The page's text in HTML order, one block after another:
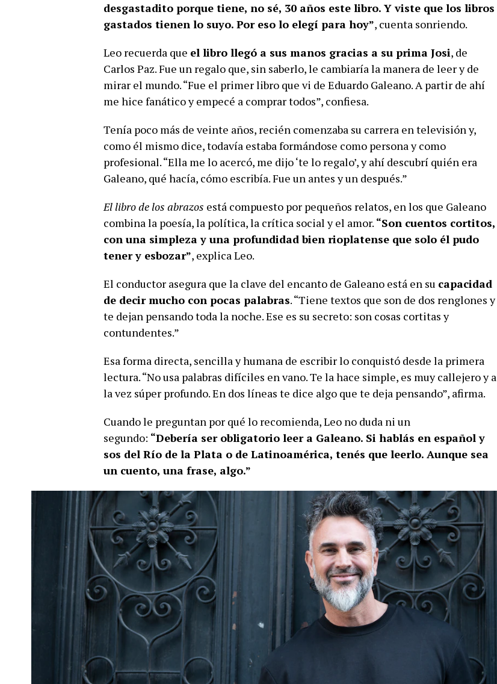
desgastadito porque tiene, no sé, 30 años este libro. Y viste que los libros
gastados tienen lo suyo. Por eso lo elegí para hoy”, cuenta sonriendo.
Leo recuerda que el libro llegó a sus manos gracias a su prima Josi, de
Carlos Paz. Fue un regalo que, sin saberlo, le cambiaría la manera de leer y de
mirar el mundo. “Fue el primer libro que vi de Eduardo Galeano. A partir de ahí
me hice fanático y empecé a comprar todos”, confiesa.
Tenía poco más de veinte años, recién comenzaba su carrera en televisión y,
como él mismo dice, todavía estaba formándose como persona y como
profesional. “Ella me lo acercó, me dijo ‘te lo regalo’, y ahí descubrí quién era
Galeano, qué hacía, cómo escribía. Fue un antes y un después.”
El libro de los abrazos está compuesto por pequeños relatos, en los que Galeano
combina la poesía, la política, la crítica social y el amor. “Son cuentos cortitos,
con una simpleza y una profundidad bien rioplatense que solo él pudo
tener y esbozar”, explica Leo.
El conductor asegura que la clave del encanto de Galeano está en su capacidad
de decir mucho con pocas palabras. “Tiene textos que son de dos renglones y
te dejan pensando toda la noche. Ese es su secreto: son cosas cortitas y
contundentes.”
Esa forma directa, sencilla y humana de escribir lo conquistó desde la primera
lectura. “No usa palabras difíciles en vano. Te la hace simple, es muy callejero y a
la vez súper profundo. En dos líneas te dice algo que te deja pensando”, afirma.
Cuando le preguntan por qué lo recomienda, Leo no duda ni un
segundo: “Debería ser obligatorio leer a Galeano. Si hablás en español y
sos del Río de la Plata o de Latinoamérica, tenés que leerlo. Aunque sea
un cuento, una frase, algo.”